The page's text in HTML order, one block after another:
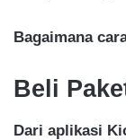
Bagaimana
Beli
Dari aplikasi